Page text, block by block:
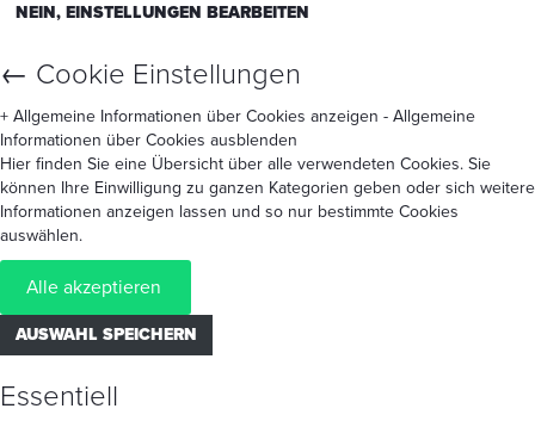
NEIN, EINSTELLUNGEN BEARBEITEN
← Cookie Einstellungen
+ Allgemeine Informationen über Cookies anzeigen - Allgemeine
Informationen über Cookies ausblenden
Hier finden Sie eine Übersicht über alle verwendeten Cookies. Sie
können Ihre Einwilligung zu ganzen Kategorien geben oder sich weitere
Informationen anzeigen lassen und so nur bestimmte Cookies
auswählen.
Alle akzeptieren
AUSWAHL SPEICHERN
Essentiell